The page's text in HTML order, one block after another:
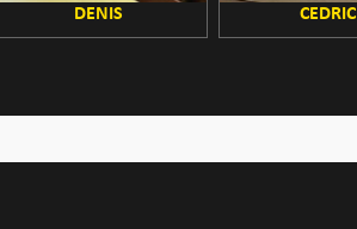
DENIS CEDRIC